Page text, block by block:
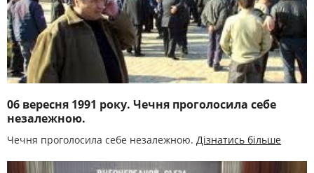
06 вересня 1991 року. Чечня проголосила себе
незалежною.
Чечня проголосила себе незалежною. Дізнатись більше